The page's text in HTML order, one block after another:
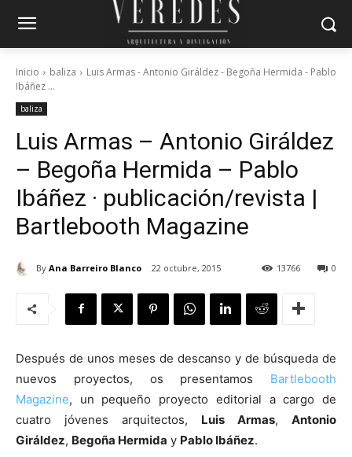
Inicio baliza
Luis Armas - Antonio Giráldez - Begoña Hermida - Pablo
Ibáñez ...
baliza
Luis Armas – Antonio Giráldez
– Begoña Hermida – Pablo
Ibáñez · publicación/revista |
Bartlebooth Magazine
By Ana Barreiro Blanco 22 octubre, 2015 0
13766
Después de unos meses de descanso y de búsqueda de
nuevos proyectos, os presentamos Bartlebooth
Magazine, un pequeño proyecto editorial a cargo de
cuatro jóvenes arquitectos, Luis Armas, Antonio
Giráldez, Begoña Hermida y Pablo Ibáñez.